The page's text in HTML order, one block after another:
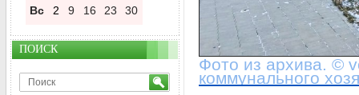
Фото из архива. ©
коммунального
Вс 2 9 16 23 30
ПОИСК